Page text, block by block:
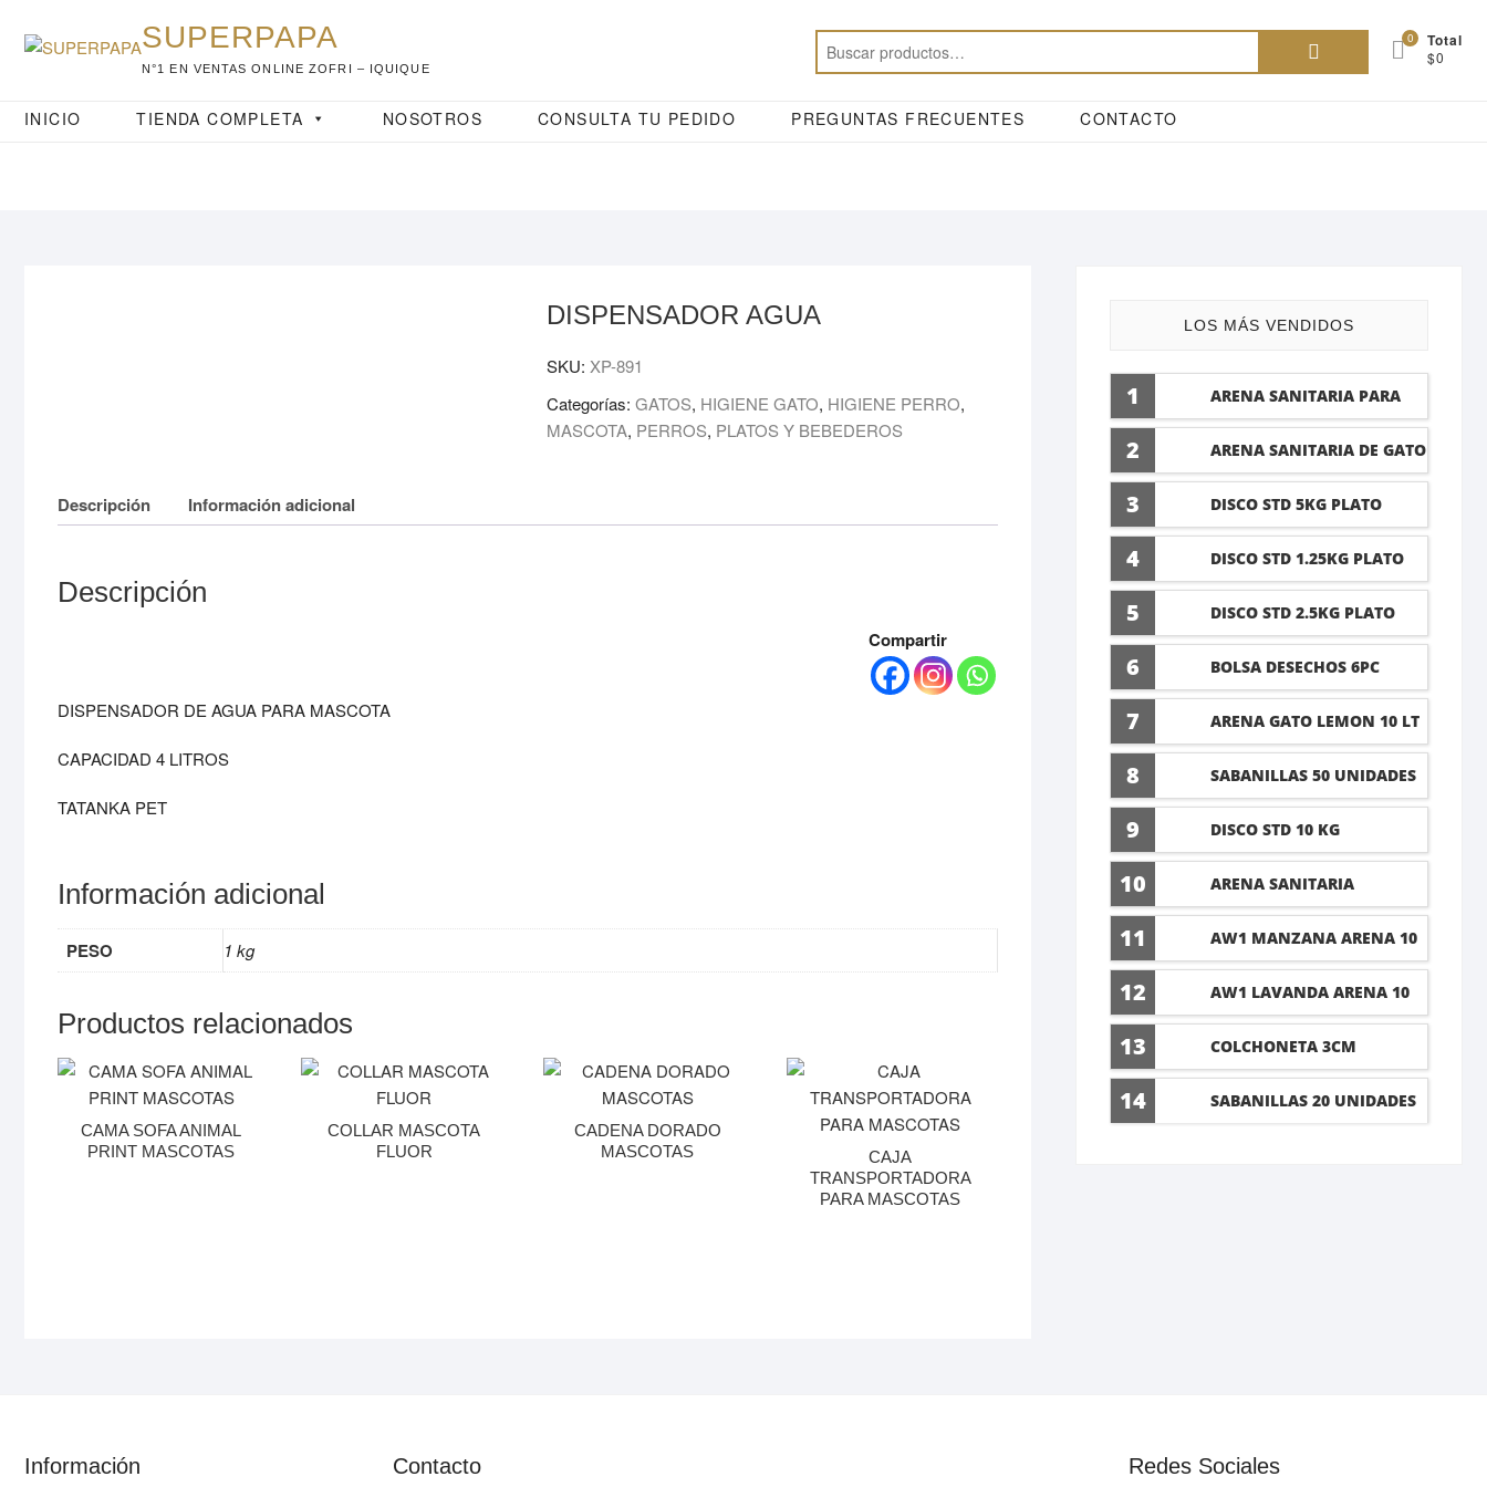
SUPERPAPA
N°1 EN VENTAS ONLINE ZOFRI – IQUIQUE
Buscar
0 Total
$0
INICIO TIENDA COMPLETA NOSOTROS CONSULTA TU PEDIDO PREGUNTAS FRECUENTES CONTACTO
DISPENSADOR AGUA
SKU: XP-891
Categorías: GATOS, HIGIENE GATO, HIGIENE PERRO,
MASCOTA, PERROS, PLATOS Y BEBEDEROS
Descripción Información adicional
Descripción
Compartir
DISPENSADOR DE AGUA PARA MASCOTA
CAPACIDAD 4 LITROS
TATANKA PET
Información adicional
PESO 1 kg
Productos relacionados
CAMA SOFA ANIMAL
PRINT MASCOTAS
COLLAR MASCOTA
FLUOR
CADENA DORADO
MASCOTAS
CAJA
TRANSPORTADORA
PARA MASCOTAS
LOS MÁS VENDIDOS
1 ARENA SANITARIA PARA
GATO LAVANDA 10 LTI
2 ARENA SANITARIA DE GATO
5 LT
3 DISCO STD 5KG PLATO
4 DISCO STD 1.25KG PLATO
5 DISCO STD 2.5KG PLATO
6 BOLSA DESECHOS 6PC
7 ARENA GATO LEMON 10 LT
8 SABANILLAS 50 UNIDADES
TALLA M 60X45CM
9 DISCO STD 10 KG
10 ARENA SANITARIA
LAVANDA 8KG
11 AW1 MANZANA ARENA 10
LT
12 AW1 LAVANDA ARENA 10
LT
13 COLCHONETA 3CM
14 SABANILLAS 20 UNIDADES
Información Contacto Redes Sociales